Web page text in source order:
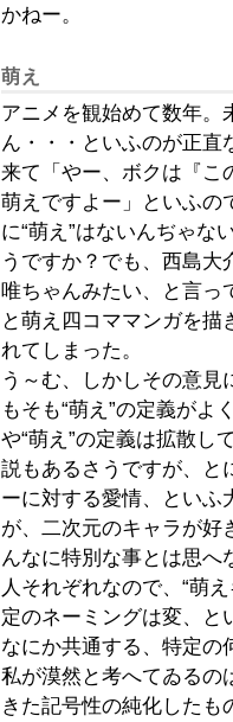
かねー。
萌え
アニメを観始めて数年。
ん・・・といふのが正直
来て「やー、ボクは『こ
萌えですよー」といふの
に“萌え”はないんぢゃな
うですか？でも、西島
唯ちゃんみたい、と言っ
と萌え四コママンガを
れてしまった。
う～む、しかしその意
もそも“萌え”の定義がよ
や“萌え”の定義は拡散し
説もあるさうですが、と
ーに対する愛情、といふ
が、二次元のキャラが好
んなに特別な事とは思へ
人それぞれなので、“萌
定のネーミングは変、と
なにか共通する、特定の
私が漠然と考へてゐるの
きた記号性の純化したも